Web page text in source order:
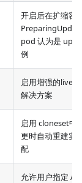
开启后在扩缩容
pod 认为是
例
启用增强的
解决方案
启用 cloneset中
更时自动重建实
配
允许用户指定